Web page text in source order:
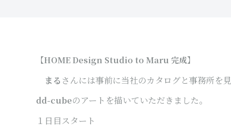
【HOME Design Studio to Maru 完成】
まる さんには事前に当社のカタログと事務所を見
dd-cubeのアートを描いていただきました。
１日目スタート